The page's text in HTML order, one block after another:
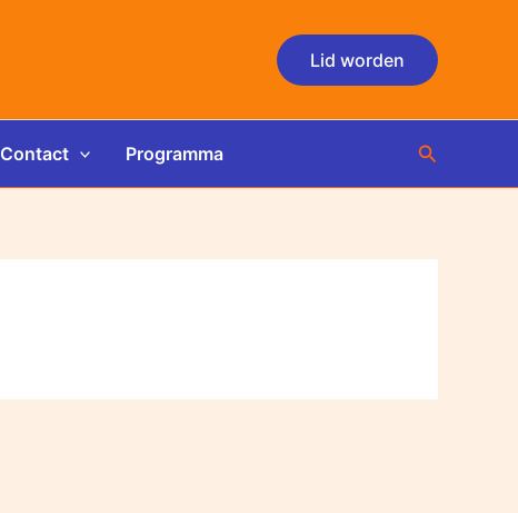
Lid worden
Contact Programma Zoeken